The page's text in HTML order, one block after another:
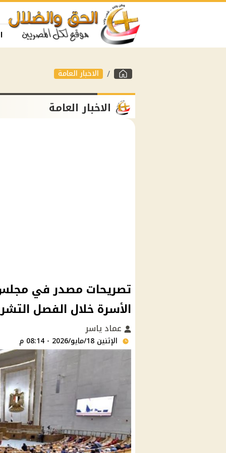
الاخبار العامة
الاخبار العامة
تصريحات مصدر في
الأسرة خلال الفصل
عماد ياسر
الإثنين 18/مايو/2026 - 08:14 م